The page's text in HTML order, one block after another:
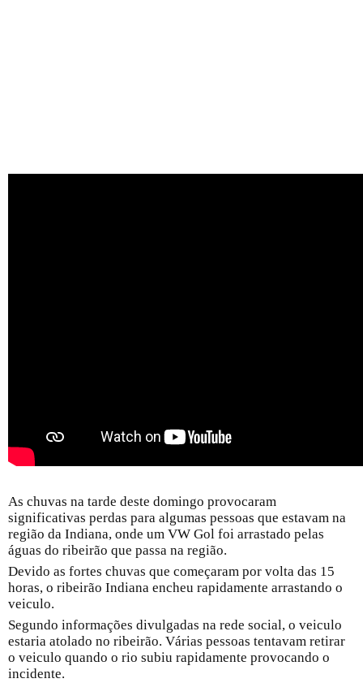
As chuvas na tarde deste domingo provocaram
significativas perdas para algumas pessoas que estavam na
região da Indiana, onde um VW Gol foi arrastado pelas
águas do ribeirão que passa na região.
Devido as fortes chuvas que começaram por volta das 15
horas, o ribeirão Indiana encheu rapidamente arrastando o
veiculo.
Segundo informações divulgadas na rede social, o veiculo
estaria atolado no ribeirão. Várias pessoas tentavam retirar
o veiculo quando o rio subiu rapidamente provocando o
incidente.